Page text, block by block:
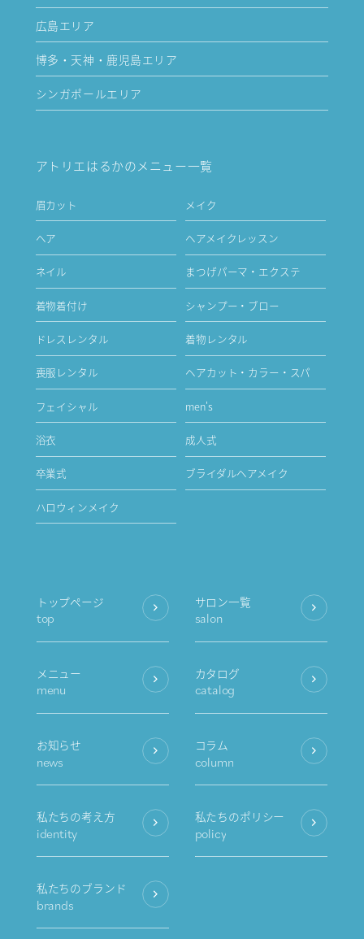
広島エリア
博多・天神・鹿児島エリア
シンガポールエリア
アトリエはるかのメニュー一覧
眉カット メイク
ヘア ヘアメイクレッスン
ネイル まつげパーマ・エクステ
着物着付け シャンプー・ブロー
ドレスレンタル 着物レンタル
喪服レンタル ヘアカット・カラー・スパ
フェイシャル men's
浴衣 成人式
卒業式 ブライダルヘアメイク
ハロウィンメイク
トップページ
top
サロン一覧
salon
メニュー
menu
カタログ
catalog
お知らせ
news
コラム
column
私たちの考え方
identity
私たちのポリシー
policy
私たちのブランド
brands